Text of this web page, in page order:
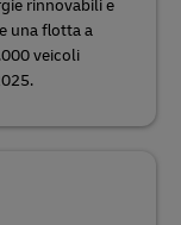
rinnovabili e
una flotta a
veicoli